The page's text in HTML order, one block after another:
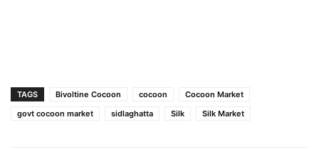
TAGS Bivoltine Cocoon cocoon
Cocoon Market
govt cocoon market
sidlaghatta Silk Silk Market